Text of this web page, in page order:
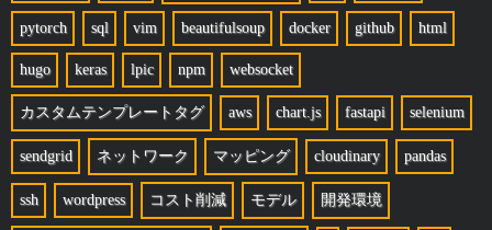
pytorch sql vim beautifulsoup docker github html
hugo keras lpic npm websocket
カスタムテンプレートタグ aws chart.js fastapi selenium
sendgrid ネットワーク マッピング cloudinary pandas
ssh wordpress コスト削減 モデル 開発環境